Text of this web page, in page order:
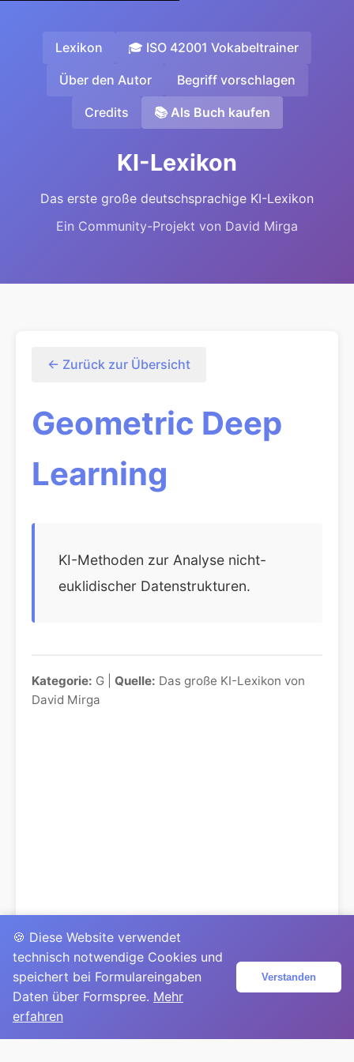
Lexikon 🎓 ISO 42001 Vokabeltrainer
Über den Autor Begriff vorschlagen
Credits 📚 Als Buch kaufen
KI-Lexikon
Das erste große deutschsprachige KI-Lexikon
Ein Community-Projekt von David Mirga
← Zurück zur Übersicht
Geometric Deep
Learning
KI-Methoden zur Analyse nicht-
euklidischer Datenstrukturen.
Kategorie: G | Quelle: Das große KI-Lexikon von
David Mirga
🍪 Diese Website verwendet
technisch notwendige Cookies und
speichert bei Formulareingaben
Daten über Formspree. Mehr
erfahren
Verstanden